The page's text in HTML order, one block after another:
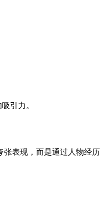
引力。
张表现，而是通过人物经历